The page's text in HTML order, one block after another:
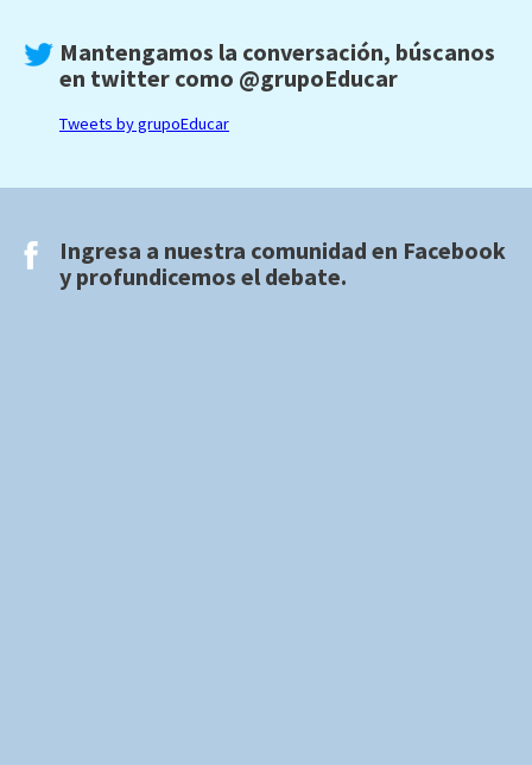
Mantengamos la conversación, búscanos
en twitter como @grupoEducar
Tweets by grupoEducar
Ingresa a nuestra comunidad en Facebook
y profundicemos el debate.